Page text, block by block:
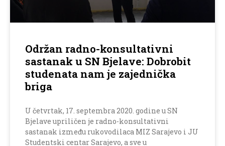
Održan radno-konsultativni
sastanak u SN Bjelave: Dobrobit
studenata nam je zajednička
briga
U četvrtak, 17. septembra 2020. godine u SN
Bjelave upriličen je radno-konsultativni
sastanak između rukovodilaca MIZ Sarajevo i JU
Studentski centar Sarajevo, a sve u